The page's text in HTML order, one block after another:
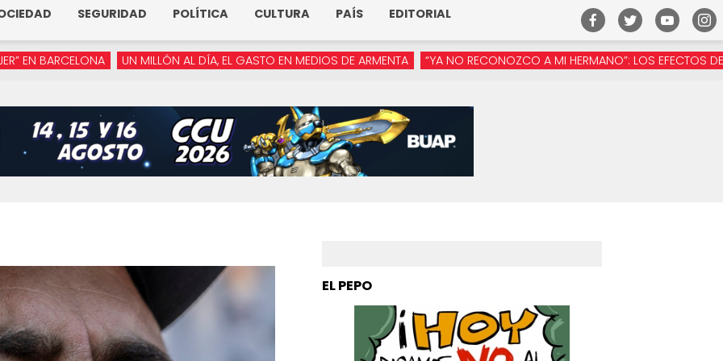
SEGURIDAD POLÍTICA CULTURA PAÍS
EDITORIAL
UN MILLÓN AL DÍA, EL GASTO EN MEDIOS DE ARMENTA “YA NO RECONOZCO A MI HERMANO”: LOS EFECTOS DE LA
EL PEPO